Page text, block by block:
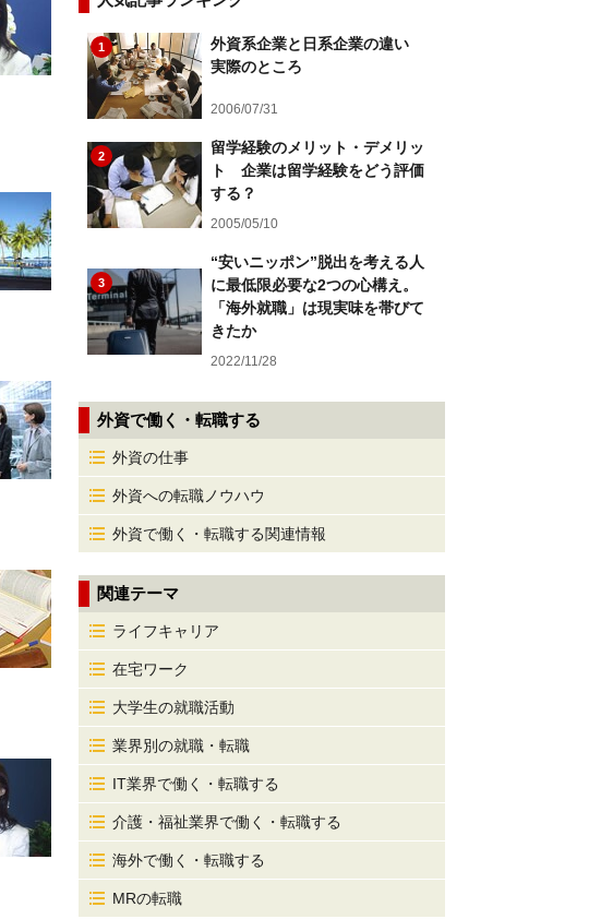
1
外資系企業と日系企業の違い
実際のところ
2006/07/31
2
留学経験のメリット・デメリッ
ト 企業は留学経験をどう評価
する？
2005/05/10
3
“安いニッポン”脱出を考える人
に最低限必要な2つの心構え。
「海外就職」は現実味を帯びて
きたか
2022/11/28
外資で働く・転職する
外資の仕事
外資への転職ノウハウ
外資で働く・転職する関連情報
関連テーマ
ライフキャリア
在宅ワーク
大学生の就職活動
業界別の就職・転職
IT業界で働く・転職する
介護・福祉業界で働く・転職する
海外で働く・転職する
MRの転職